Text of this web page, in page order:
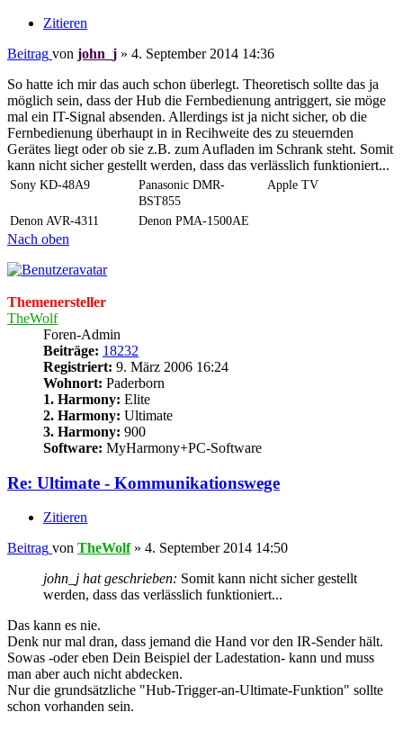
Zitieren
Beitrag von john_j » 4. September 2014 14:36
So hatte ich mir das auch schon überlegt. Theoretisch sollte das ja
möglich sein, dass der Hub die Fernbedienung antriggert, sie möge
mal ein IT-Signal absenden. Allerdings ist ja nicht sicher, ob die
Fernbedienung überhaupt in in Recihweite des zu steuernden
Gerätes liegt oder ob sie z.B. zum Aufladen im Schrank steht. Somit
kann nicht sicher gestellt werden, dass das verlässlich funktioniert...
Sony KD-48A9
Panasonic DMR-
BST855
Apple TV
Denon AVR-4311 Denon PMA-1500AE
Nach oben
Themenersteller
TheWolf
Foren-Admin
Beiträge: 18232
Registriert: 9. März 2006 16:24
Wohnort: Paderborn
1. Harmony: Elite
2. Harmony: Ultimate
3. Harmony: 900
Software: MyHarmony+PC-Software
Re: Ultimate - Kommunikationswege
Zitieren
Beitrag von TheWolf» 4. September 2014 14:50
john_j hat geschrieben: Somit kann nicht sicher gestellt
werden, dass das verlässlich funktioniert...
Das kann es nie.
Denk nur mal dran, dass jemand die Hand vor den IR-Sender hält.
Sowas -oder eben Dein Beispiel der Ladestation- kann und muss
man aber auch nicht abdecken.
Nur die grundsätzliche "Hub-Trigger-an-Ultimate-Funktion" sollte
schon vorhanden sein.